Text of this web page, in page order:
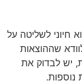
חיוני לשליטה על
שההוצאות
יש לבדוק את
נוספות.